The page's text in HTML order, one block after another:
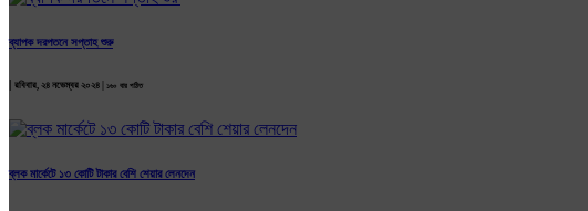
ব্যাপক দরপতনে সপ্তাহ শুরু
| রবিবার, ২৪ নভেম্বর ২০২৪ | ১৬০ বার পঠিত
ব্লক মার্কেটে ১৩ কোটি টাকার বেশি শেয়ার লেনদেন